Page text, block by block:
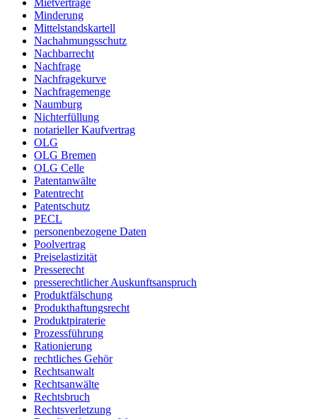
Mietverträge
Minderung
Mittelstandskartell
Nachahmungsschutz
Nachbarrecht
Nachfrage
Nachfragekurve
Nachfragemenge
Naumburg
Nichterfüllung
notarieller Kaufvertrag
OLG
OLG Bremen
OLG Celle
Patentanwälte
Patentrecht
Patentschutz
PECL
personenbezogene Daten
Poolvertrag
Preiselastizität
Presserecht
presserechtlicher Auskunftsanspruch
Produktfälschung
Produkthaftungsrecht
Produktpiraterie
Prozessführung
Rationierung
rechtliches Gehör
Rechtsanwalt
Rechtsanwälte
Rechtsbruch
Rechtsverletzung